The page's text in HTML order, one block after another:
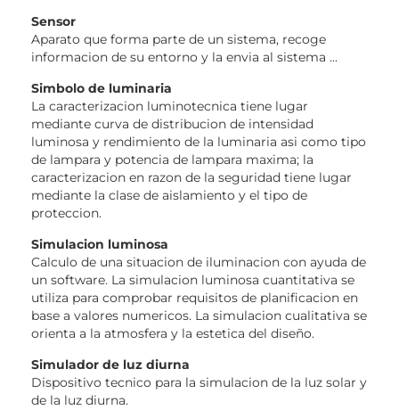
Sensor
Aparato que forma parte de un sistema, recoge
informacion de su entorno y la envia al sistema ...
Simbolo de luminaria
La caracterizacion luminotecnica tiene lugar
mediante curva de distribucion de intensidad
luminosa y rendimiento de la luminaria asi como tipo
de lampara y potencia de lampara maxima; la
caracterizacion en razon de la seguridad tiene lugar
mediante la clase de aislamiento y el tipo de
proteccion.
Simulacion luminosa
Calculo de una situacion de iluminacion con ayuda de
un software. La simulacion luminosa cuantitativa se
utiliza para comprobar requisitos de planificacion en
base a valores numericos. La simulacion cualitativa se
orienta a la atmosfera y la estetica del diseño.
Simulador de luz diurna
Dispositivo tecnico para la simulacion de la luz solar y
de la luz diurna.